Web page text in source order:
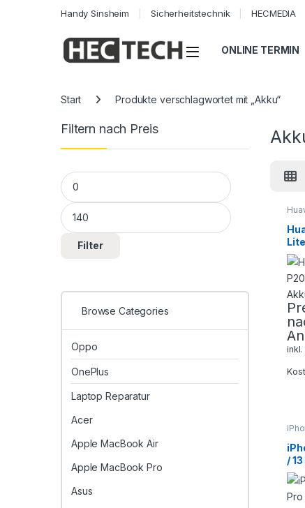
Handy Sinsheim Sicherheitstechnik HECMEDIA
Open ONLINE TERMIN
Start Produkte verschlagwortet mit „Akku“
inkl.
/
Filtern nach Preis
Min. Preis
Max. Preis
Filter
Browse Categories
Oppo
OnePlus
Laptop Reparatur
Acer
Apple MacBook Air
Apple MacBook Pro
Asus